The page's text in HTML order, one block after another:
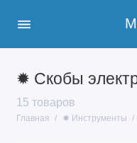
✹ Скобы
15 товаров
Главная ✹ Инструменты